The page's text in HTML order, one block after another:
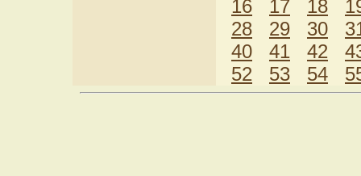
16
17 18
28
29 30
40
41 42
52
53 54